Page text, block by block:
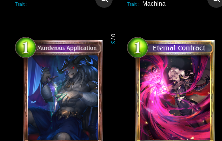
Trait : - Trait : Machina
0
/
3